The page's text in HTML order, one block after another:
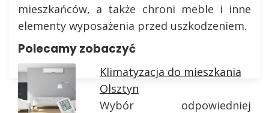
mieszkańców, a także chroni meble i inne
elementy wyposażenia przed uszkodzeniem.
Polecamy zobaczyć
Klimatyzacja do mieszkania
Olsztyn
Wybór odpowiedniej